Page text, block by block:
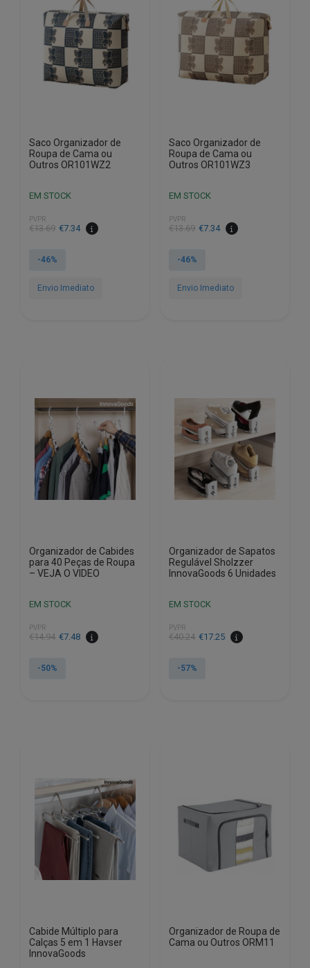
Saco Organizador de
Roupa de Cama ou
Outros OR101WZ2
EM STOCK
PVPR
€13.69
O
original
€13.69.
€7.34
O
atual
€7.34.
-46%
Envio Imediato
Saco Organizador de
Roupa de Cama ou
Outros OR101WZ3
EM STOCK
PVPR
€13.69
O
original
€13.69.
€7.34
O
atual
€7.34.
-46%
Envio Imediato
Organizador de Cabides
para 40 Peças de Roupa
– VEJA O VIDEO
EM STOCK
PVPR
€14.94
O
original
€7.48
O
atual
-50%
Organizador de Sapatos
Regulável Sholzzer
InnovaGoods 6 Unidades
EM STOCK
PVPR
€40.24
O
original
€17.25
O
atual
-57%
Cabide Múltiplo para
Calças 5 em 1 Havser
InnovaGoods
Organizador de Roupa de
Cama ou Outros ORM11